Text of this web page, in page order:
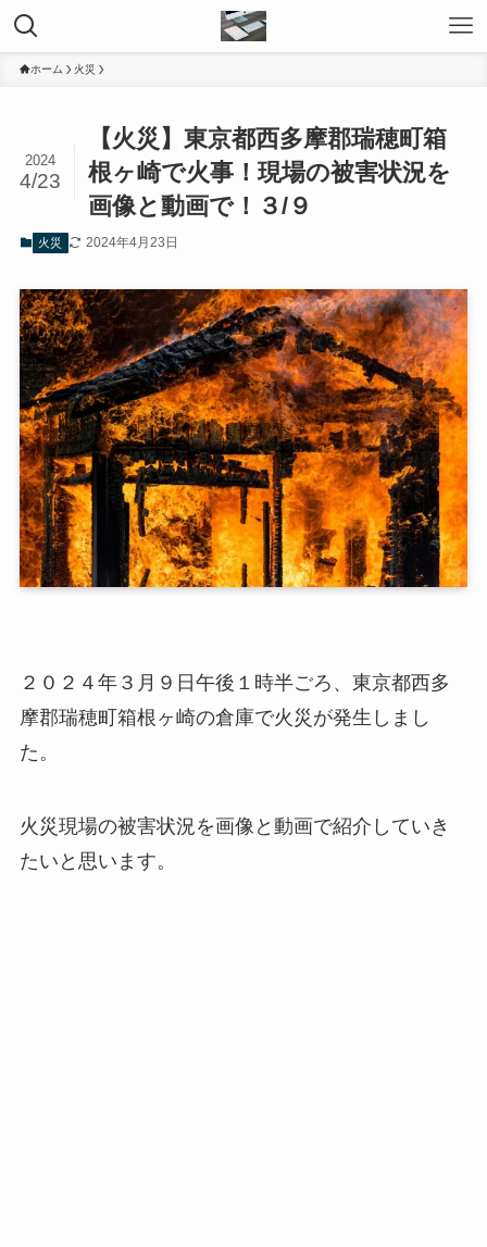
ホーム 火災
【火災】東京都西多摩郡瑞穂町箱
根ヶ崎で火事！現場の被害状況を
画像と動画で！３/９
2024
4/23
火災 2024年4月23日
２０２４年３月９日午後１時半ごろ、東京都西多
摩郡瑞穂町箱根ヶ崎の倉庫で火災が発生しまし
た。
火災現場の被害状況を画像と動画で紹介していき
たいと思います。